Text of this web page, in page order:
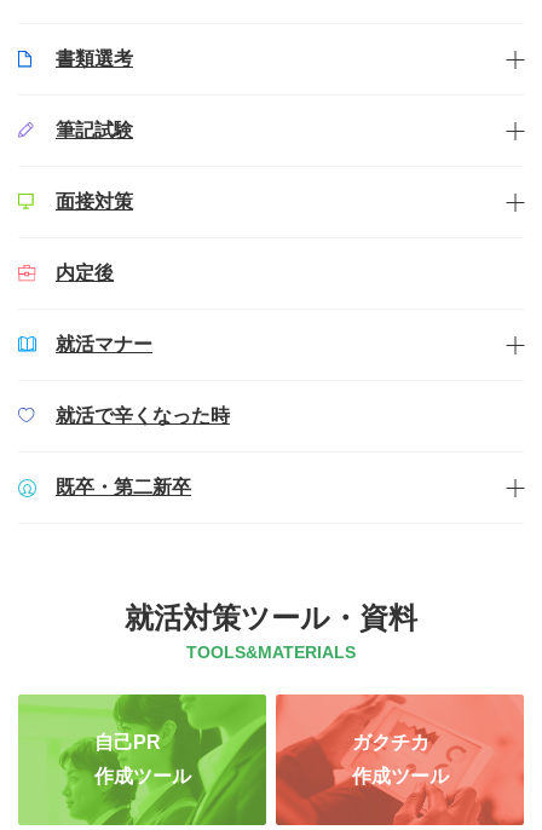
書類選考
筆記試験
面接対策
内定後
就活マナー
就活で辛くなった時
既卒・第二新卒
就活対策ツール・資料
TOOLS&MATERIALS
自己PR
作成ツール
ガクチカ
作成ツール